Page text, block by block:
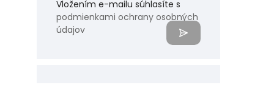
Vložením e-mailu súhlasíte s
podmienkami ochrany osobných
údajov